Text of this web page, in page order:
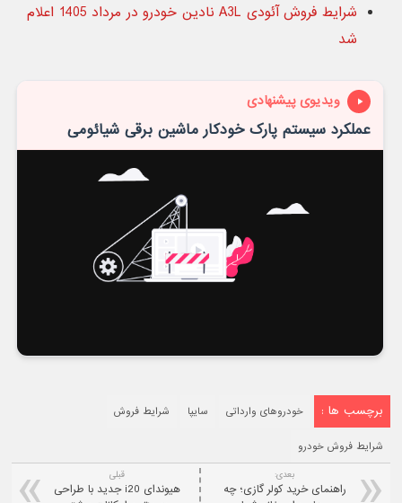
شرایط فروش آئودی A3L نادین خودرو در مرداد 1405 اعلام
شد
ویدیوی پیشنهادی
عملکرد سیستم پارک خودکار ماشین برقی شیائومی
برچسب ها : خودروهای وارداتی سایپا شرایط فروش
شرایط فروش خودرو
قبلی
هیوندای i20 جدید با طراحی
بعدی:
راهنمای خرید کولر گازی؛ چه